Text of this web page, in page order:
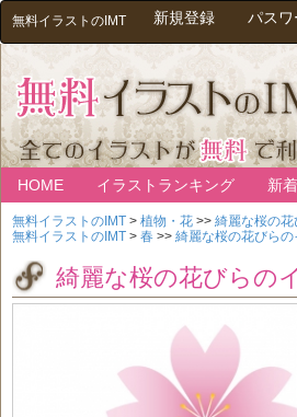
無料イラストのIMT 新規登録 パス
HOME イラストランキング 新着
無料イラストのIMT > 植物・花 >> 綺麗な桜の花
無料イラストのIMT > 春 >> 綺麗な桜の花びらの
綺麗な桜の花びらの